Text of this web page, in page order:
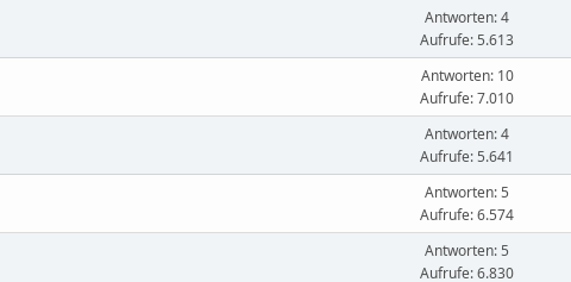
Antworten: 4
Aufrufe: 5.613
Antworten: 10
Aufrufe: 7.010
Antworten: 4
Aufrufe: 5.641
Antworten: 5
Aufrufe: 6.574
Antworten: 5
Aufrufe: 6.830